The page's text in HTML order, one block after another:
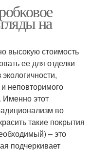
на
высокую стоимость
ее для отделки
неповторимого
Именно этот
во
такие покрытия
– это
подчеркивает